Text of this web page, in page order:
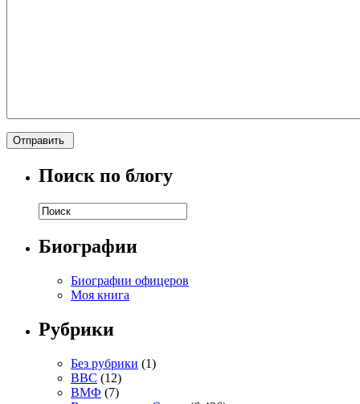
Поиск по блогу
Биографии
Биографии офицеров
Моя книга
Рубрики
Без рубрики (1)
ВВС (12)
ВМФ (7)